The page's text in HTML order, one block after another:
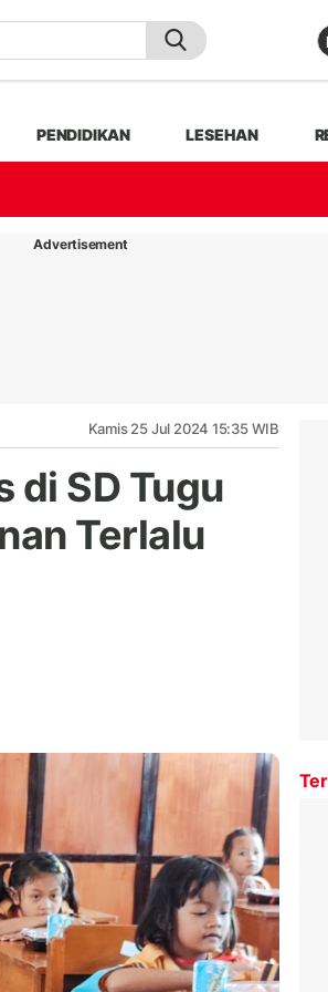
PENDIDIKAN LESEHAN
Advertisement
Kamis 25 Jul 2024 15:35 WIB
di SD Tugu
Terlalu